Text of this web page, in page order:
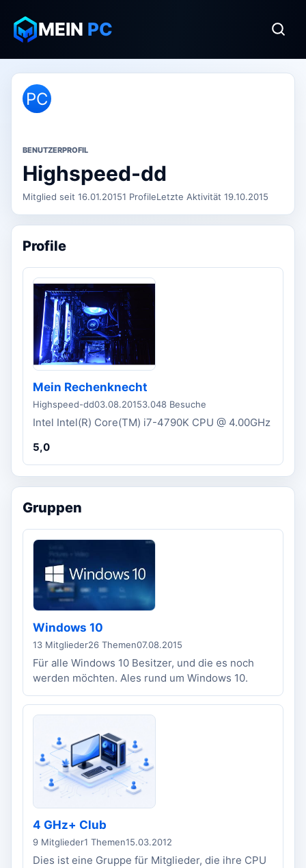
MEIN PC
PC
BENUTZERPROFIL
Highspeed-dd
Mitglied seit 16.01.20151 ProfileLetzte Aktivität 19.10.2015
Profile
Mein Rechenknecht
Highspeed-dd03.08.20153.048 Besuche
Intel Intel(R) Core(TM) i7-4790K CPU @ 4.00GHz
5,0
Gruppen
Windows 10
13 Mitglieder26 Themen07.08.2015
Für alle Windows 10 Besitzer, und die es noch
werden möchten. Ales rund um Windows 10.
4 GHz+ Club
9 Mitglieder1 Themen15.03.2012
Dies ist eine Gruppe für Mitglieder, die ihre CPU